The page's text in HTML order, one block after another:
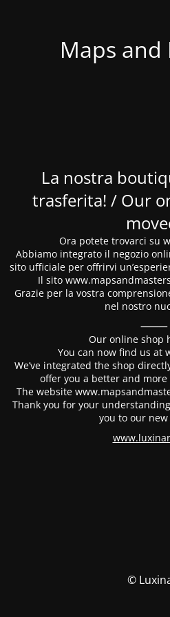
Maps and
La nostra
trasferita! / Our
Ora potete trovarci su
Abbiamo integrato il negozio
sito ufficiale per offrirvi
Il sito
Grazie per la vostra
nel nostro
⸻
Our online shop
You can now find us at
We’ve integrated the shop
offer you a better and
The website
Thank you for your
you to our
©